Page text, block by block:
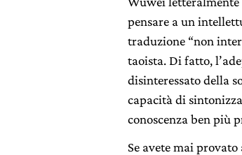
pensare a un
traduzione “non
taoista. Di fatto,
disinteressato della
capacità di
conoscenza ben più
Se avete mai